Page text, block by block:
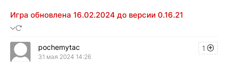
Игра обновлена 16.02.2024 до версии 0.16.21
1
pochemytac
31 мая 2024 14:26